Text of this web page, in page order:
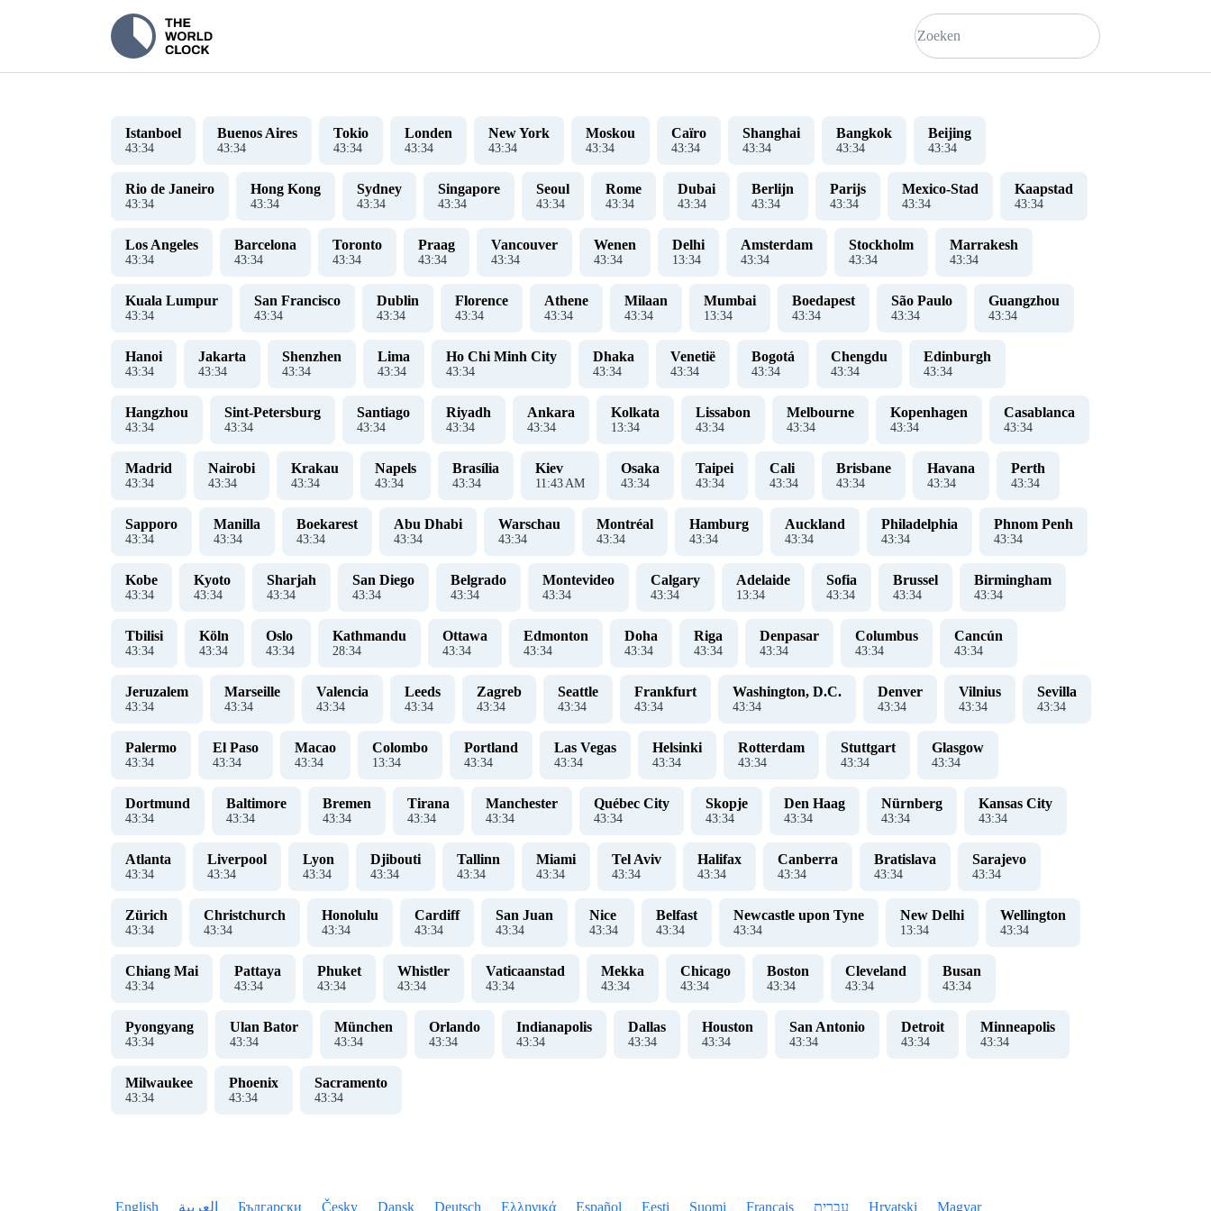
Istanboel
43:35
Buenos Aires
43:35
Tokio
43:35
Londen
43:35
New York
43:35
Moskou
43:35
Caïro
43:35
Shanghai
43:35
Bangkok
43:35
Beijing
43:35
Rio de Janeiro
43:35
Hong Kong
43:35
Sydney
43:35
Singapore
43:35
Seoul
43:35
Rome
43:35
Dubai
43:35
Berlijn
43:35
Parijs
43:35
Mexico-Stad
43:35
Kaapstad
43:35
Los Angeles
43:35
Barcelona
43:35
Toronto
43:35
Praag
43:35
Vancouver
43:35
Wenen
43:35
Delhi
13:35
Amsterdam
43:35
Stockholm
43:35
Marrakesh
43:35
Kuala Lumpur
43:35
San Francisco
43:35
Dublin
43:35
Florence
43:35
Athene
43:35
Milaan
43:35
Mumbai
13:35
Boedapest
43:35
São Paulo
43:35
Guangzhou
43:35
Hanoi
43:35
Jakarta
43:35
Shenzhen
43:35
Lima
43:35
Ho Chi Minh City
43:35
Dhaka
43:35
Venetië
43:35
Bogotá
43:35
Chengdu
43:35
Edinburgh
43:35
Hangzhou
43:35
Sint-Petersburg
43:35
Santiago
43:35
Riyadh
43:35
Ankara
43:35
Kolkata
13:35
Lissabon
43:35
Melbourne
43:35
Kopenhagen
43:35
Casablanca
43:35
Madrid
43:35
Nairobi
43:35
Krakau
43:35
Napels
43:35
Brasília
43:35
Kiev
11:43AM
Osaka
43:35
Taipei
43:35
Cali
43:35
Brisbane
43:35
Havana
43:35
Perth
43:35
Sapporo
43:35
Manilla
43:35
Boekarest
43:35
Abu Dhabi
43:35
Warschau
43:35
Montréal
43:35
Hamburg
43:35
Auckland
43:35
Philadelphia
43:35
Phnom Penh
43:35
Kobe
43:35
Kyoto
43:35
Sharjah
43:35
San Diego
43:35
Belgrado
43:35
Montevideo
43:35
Calgary
43:35
Adelaide
13:35
Sofia
43:35
Brussel
43:35
Birmingham
43:35
Tbilisi
43:35
Köln
43:35
Oslo
43:35
Kathmandu
28:35
Ottawa
43:35
Edmonton
43:35
Doha
43:35
Riga
43:35
Denpasar
43:35
Columbus
43:35
Cancún
43:35
Jeruzalem
43:35
Marseille
43:35
Valencia
43:35
Leeds
43:35
Zagreb
43:35
Seattle
43:35
Frankfurt
43:35
Washington, D.C.
43:35
Denver
43:35
Vilnius
43:35
Sevilla
43:35
Palermo
43:35
El Paso
43:35
Macao
43:35
Colombo
13:35
Portland
43:35
Las Vegas
43:35
Helsinki
43:35
Rotterdam
43:35
Stuttgart
43:35
Glasgow
43:35
Dortmund
43:35
Baltimore
43:35
Bremen
43:35
Tirana
43:35
Manchester
43:35
Québec City
43:35
Skopje
43:35
Den Haag
43:35
Nürnberg
43:35
Kansas City
43:35
Atlanta
43:35
Liverpool
43:35
Lyon
43:35
Djibouti
43:35
Tallinn
43:35
Miami
43:35
Tel Aviv
43:35
Halifax
43:35
Canberra
43:35
Bratislava
43:35
Sarajevo
43:35
Zürich
43:35
Christchurch
43:35
Honolulu
43:35
Cardiff
43:35
San Juan
43:35
Nice
43:35
Belfast
43:35
Newcastle upon Tyne
43:35
New Delhi
13:35
Wellington
43:35
Chiang Mai
43:35
Pattaya
43:35
Phuket
43:35
Whistler
43:35
Vaticaanstad
43:35
Mekka
43:35
Chicago
43:35
Boston
43:35
Cleveland
43:35
Busan
43:35
Pyongyang
43:35
Ulan Bator
43:35
München
43:35
Orlando
43:35
Indianapolis
43:35
Dallas
43:35
Houston
43:35
San Antonio
43:35
Detroit
43:35
Minneapolis
43:35
Milwaukee
43:35
Phoenix
43:35
Sacramento
43:35
English العربية Български Česky Dansk Deutsch Ελληνικά Español Eesti Suomi Français עברית Hrvatski Magyar